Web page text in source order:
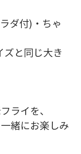
ダ付)・ちゃ
ズと同じ大き
ライを、
緒にお楽しみ